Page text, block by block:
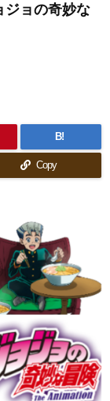
ジョの奇妙な
B!
Copy